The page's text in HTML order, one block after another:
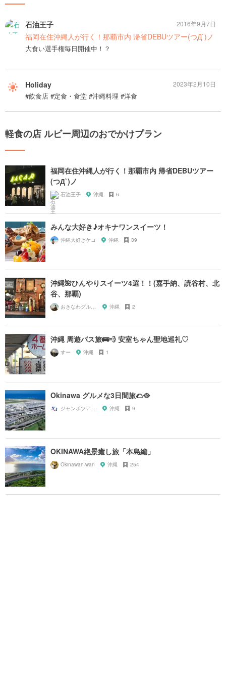
石油王子
福岡在住沖縄人が行く！那覇市内 帰省DEBUツアー(つД`)ノ
大食い選手権毎日開催中！？
2016年9月7日
Holiday
#飲食店 #定食・食堂 #沖縄料理 #洋食
2023年2月10日
軽食の店 ルビー周辺のおでかけプラン
福岡在住沖縄人が行く！那覇市内 帰省DEBUツアー
(つД`)ノ
石油王子 沖縄 6
みんな大好き♪オキナワンスイーツ！
沖縄大好きケコ 沖縄 39
沖縄🌺ひんやりスイーツ4選！！(嘉手納、読谷村、北
谷、那覇)
沖縄 2
沖縄 周遊パス旅🚌💨 安室ちゃん聖地巡礼♡
すー 沖縄 1
Okinawa グルメな3日間旅🌮🥘
沖縄 9
OKINAWA絶景癒し旅「本島編」
Okinawan-wan 沖縄 254